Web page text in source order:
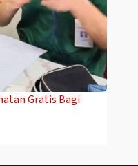
Gratis Bagi